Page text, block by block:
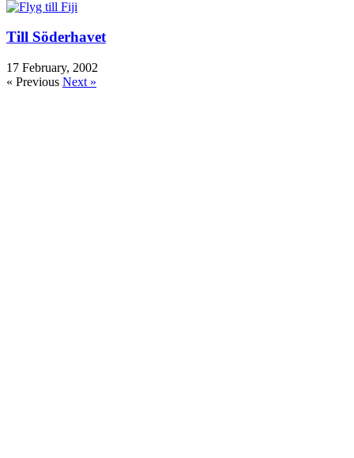
Till Söderhavet
17 February, 2002
« Previous Next »